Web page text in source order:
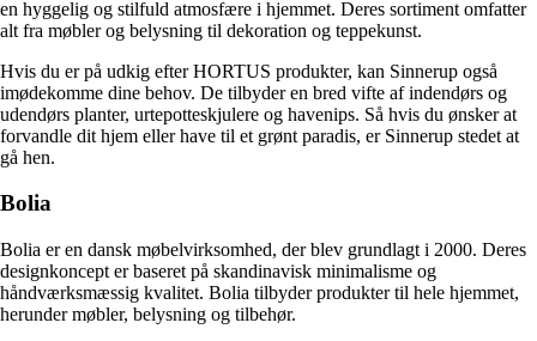
en hyggelig og stilfuld atmosfære i hjemmet. Deres sortiment omfatter
alt fra møbler og belysning til dekoration og teppekunst.
Hvis du er på udkig efter HORTUS produkter, kan Sinnerup også
imødekomme dine behov. De tilbyder en bred vifte af indendørs og
udendørs planter, urtepotteskjulere og havenips. Så hvis du ønsker at
forvandle dit hjem eller have til et grønt paradis, er Sinnerup stedet at
gå hen.
Bolia
Bolia er en dansk møbelvirksomhed, der blev grundlagt i 2000. Deres
designkoncept er baseret på skandinavisk minimalisme og
håndværksmæssig kvalitet. Bolia tilbyder produkter til hele hjemmet,
herunder møbler, belysning og tilbehør.